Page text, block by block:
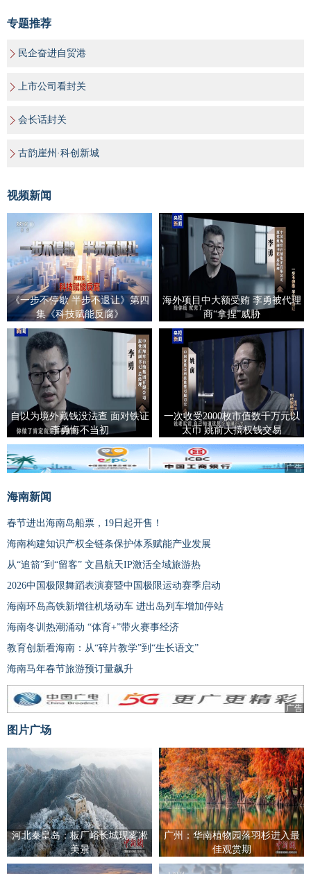
专题推荐
民企奋进自贸港
上市公司看封关
会长话封关
古韵崖州·科创新城
视频新闻
《一步不停歇 半步不退让》第四
集《科技赋能反腐》
海外项目中大额受贿 李勇被代理
商“拿捏”威胁
自以为境外藏钱没法查 面对铁证
李勇悔不当初
一次收受2000枚市值数千万元以
太币 姚前大搞权钱交易
广告
海南新闻
春节进出海南岛船票，19日起开售！
海南构建知识产权全链条保护体系赋能产业发展
从“追箭”到“留客” 文昌航天IP激活全域旅游热
2026中国极限舞蹈表演赛暨中国极限运动赛季启动
海南环岛高铁新增往机场动车 进出岛列车增加停站
海南冬训热潮涌动 “体育+”带火赛事经济
教育创新看海南：从“碎片教学”到“生长语文”
海南马年春节旅游预订量飙升
广告
图片广场
河北秦皇岛：板厂峪长城现雾凇
美景
广州：华南植物园落羽杉进入最
佳观赏期